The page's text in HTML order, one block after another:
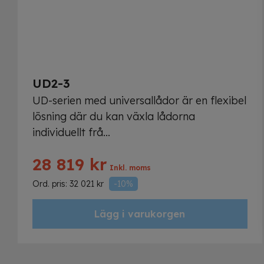
UD2-3
UD-serien med universallådor är en flexibel
lösning där du kan växla lådorna
individuellt frå...
28 819 kr Inkl. moms
Ord. pris: 32 021 kr -10%
Lägg i varukorgen